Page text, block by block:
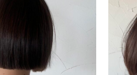
上津店